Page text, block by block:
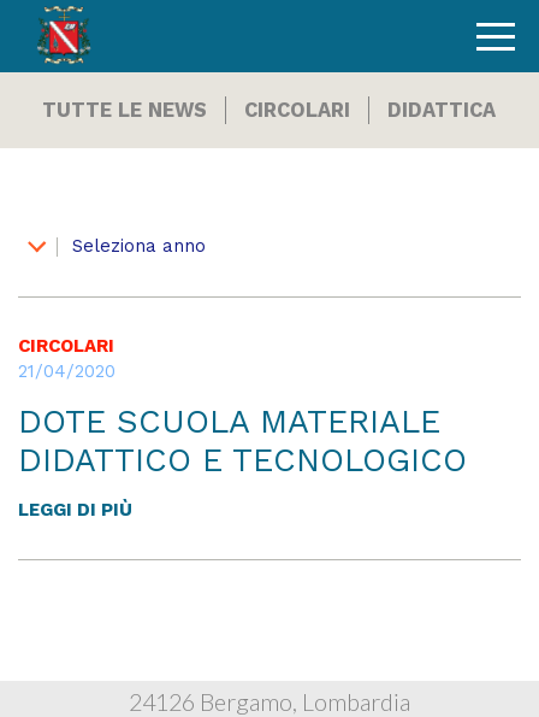
TUTTE LE NEWS CIRCOLARI DIDATTICA
Seleziona anno
CIRCOLARI
21/04/2020
DOTE SCUOLA MATERIALE
DIDATTICO E TECNOLOGICO
LEGGI DI PIÙ
24126 Bergamo, Lombardia